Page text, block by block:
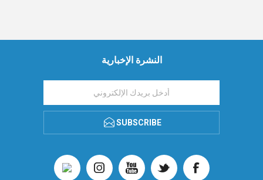
النشرة الإخبارية
SUBSCRIBE